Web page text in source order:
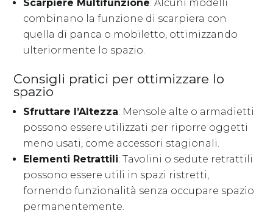
Scarpiere Multifunzione: Alcuni modelli
combinano la funzione di scarpiera con
quella di panca o mobiletto, ottimizzando
ulteriormente lo spazio.
Consigli pratici per ottimizzare lo
spazio
Sfruttare l’Altezza: Mensole alte o armadietti
possono essere utilizzati per riporre oggetti
meno usati, come accessori stagionali.
Elementi Retrattili: Tavolini o sedute retrattili
possono essere utili in spazi ristretti,
fornendo funzionalità senza occupare spazio
permanentemente.